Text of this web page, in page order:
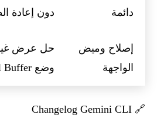
دائمة
دون إعادة
إصلاح وميض
الواجهة
حل عرض
وضع Terminal Buffer
🔗
Changelog Gemini CLI